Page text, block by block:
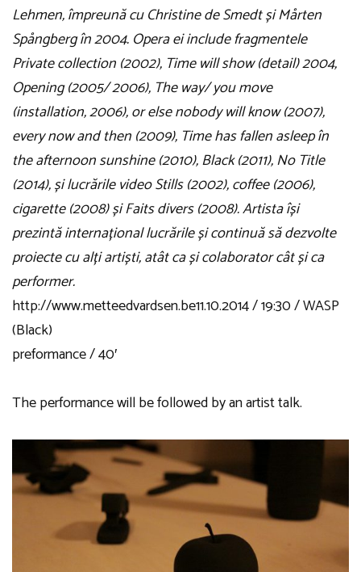
Lehmen,împreună cu Christine de Smedt și Mårten
Spångberg în 2004. Opera ei include fragmentele
Private collection (2002), Time will show (detail) 2004,
Opening (2005/ 2006), The way/ you move
(installation, 2006), or else nobody will know (2007),
every now and then (2009), Time has fallen asleep în
the afternoon sunshine (2010), Black (2011), No Title
(2014), și lucrările video Stills (2002), coffee (2006),
cigarette (2008)șiFaits divers (2008). Artista își
prezintă internațional lucrările și continuă să dezvolte
proiecte cu alți artiști, atât ca și colaborator cât și ca
performer.
http://www.metteedvardsen.be11.10.2014 / 19:30 / WASP
(Black)
preformance / 40′
The performance will be followed by an artist talk.